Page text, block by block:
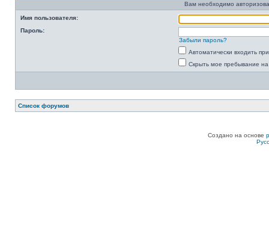
Вам необходимо
Имя пользователя:
Пароль:
Забыли пароль?
Автоматически входить
Скрыть мое пребывание
Список форумов
Создано на основе